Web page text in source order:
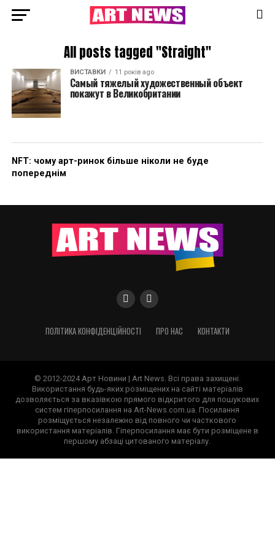
All posts tagged "Straight"
ВИСТАВКИ 11 років ago
Самый тяжелый художественный объект
покажут в Великобритании
NFT: чому арт-ринок більше ніколи не буде
попереднім
ПОЛІТИКА КОНФІДЕНЦІЙНОСТІ ПРО НАС КОНТАКТИ
© 2012-2024 Арт Новини | Art News. Всі права захищені.
Використання будь-яких розміщених на сайті матеріалів
дозволяється за вказівкою прямого відкритого для пошукових
систем гіперпосилання на Art-News.com.ua. Посилання
розміщується незалежно від повного чи часткового
використання матеріалів. Гіперпосилання має бути розміщене в
першому абзаці цитованого матеріалу.